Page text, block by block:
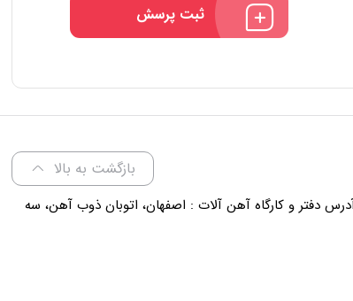
ثبت پرسش
بازگشت به بالا
شما هستیم. | آدرس دفتر و کارگاه آهن آلات : اصفهان، اتوبان ذوب آهن، سه